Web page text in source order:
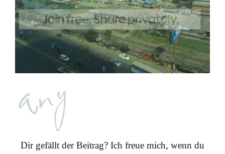
Dir gefällt der Beitrag? Ich freue mich, wenn du